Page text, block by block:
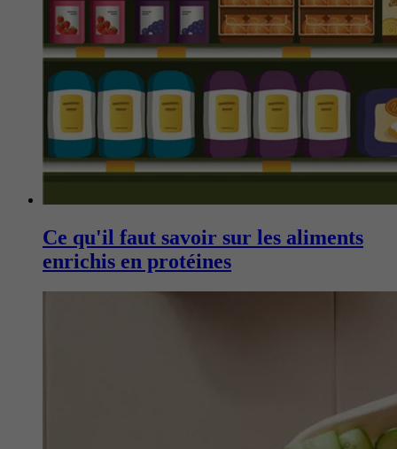
Ce qu'il faut savoir sur les aliments
enrichis en protéines